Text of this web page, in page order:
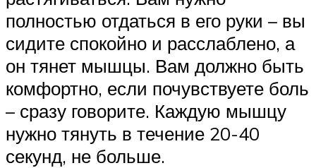
полностью отдаться в его руки – вы
сидите спокойно и расслаблено, а
он тянет мышцы. Вам должно быть
комфортно, если почувствуете боль
– сразу говорите. Каждую мышцу
нужно тянуть в течение 20-40
секунд, не больше.